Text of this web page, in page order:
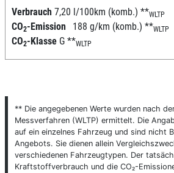
Verbrauch 7,20 l/100km (komb.) **WLTP
CO2-Emission 188 g/km (komb.) **WLTP
CO2-Klasse G **WLTP
** Die angegebenen Werte wurden nach
Messverfahren (WLTP) ermittelt. Die
auf ein einzelnes Fahrzeug und sind nicht
Angebots. Sie dienen allein
verschiedenen Fahrzeugtypen. Der
Kraftstoffverbrauch und die CO₂-